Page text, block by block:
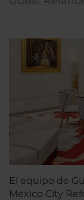
El equipo de
Mexico City